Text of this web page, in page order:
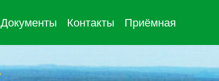
Документы Контакты Приёмная